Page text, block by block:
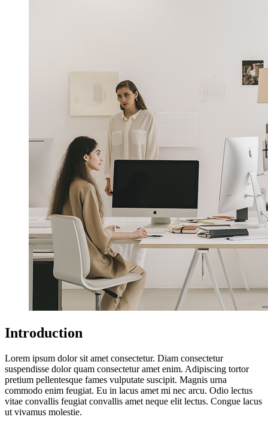
Introduction
Lorem ipsum dolor sit amet consectetur. Diam consectetur
suspendisse dolor quam consectetur amet enim. Adipiscing tortor
pretium pellentesque fames vulputate suscipit. Magnis urna
commodo enim feugiat. Eu in lacus amet mi nec arcu. Odio lectus
vitae convallis feugiat convallis amet neque elit lectus. Congue lacus
ut vivamus molestie.